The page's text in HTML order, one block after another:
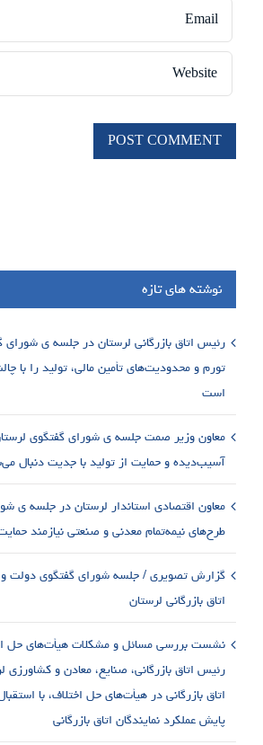
نوشته های تازه
رئیس اتاق بازرگانی لرستان در جلسه ی شورای
تورم و محدودیت‌های تأمین مالی، تولید را با
است
معاون وزیر صمت جلسه ی شورای گفتگوی
آسیب‌دیده و حمایت از تولید با جدیت دنبال
معاون اقتصادی استاندار لرستان در جلسه ی
طرح‌های نیمه‌تمام معدنی و صنعتی نیازمند
گزارش تصویری / جلسه شورای گفتگوی
اتاق بازرگانی لرستان
نشست بررسی مسائل و مشکلات هیأت‌های حل
رئیس اتاق بازرگانی، صنایع، معادن و کشاورزی
اتاق بازرگانی در هیأت‌های حل اختلاف، با
پایش عملکرد نمایندگان اتاق بازرگانی